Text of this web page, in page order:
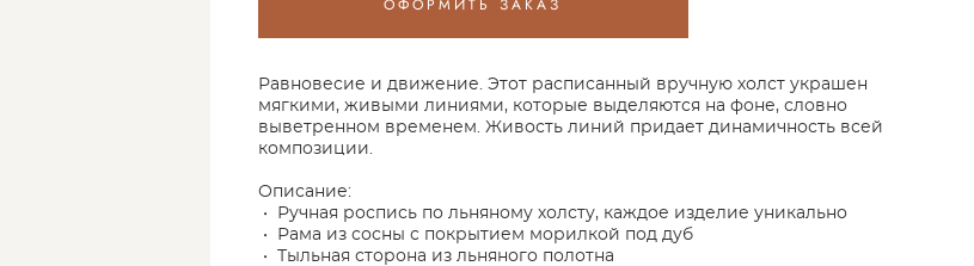
ОФОРМИТЬ ЗАКАЗ
Равновесие и движение. Этот расписанный вручную холст украшен
мягкими, живыми линиями, которые выделяются на фоне, словно
выветренном временем. Живость линий придает динамичность всей
композиции.
Описание:
• Ручная роспись по льняному холсту, каждое изделие уникально
• Рама из сосны с покрытием морилкой под дуб
• Тыльная сторона из льняного полотна